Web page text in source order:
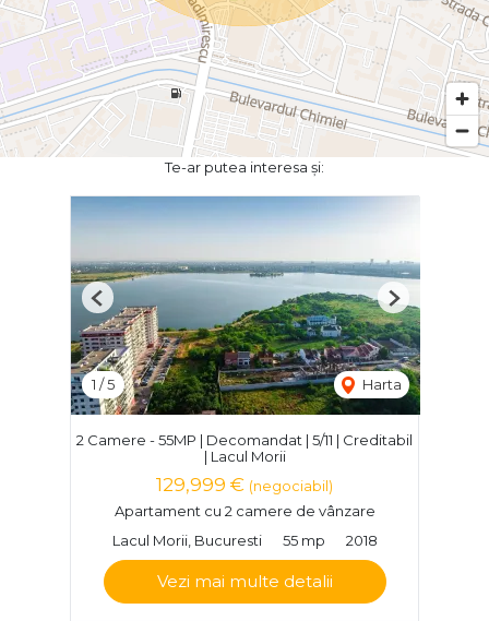
Te-ar putea interesa și:
1 /5 Harta
Previous Next
2 Camere - 55MP | Decomandat | 5/11 | Creditabil
| Lacul Morii
129,999 € (negociabil)
Apartament cu 2 camere de vânzare
Lacul Morii, Bucuresti
55 mp 2018
Vezi mai multe detalii